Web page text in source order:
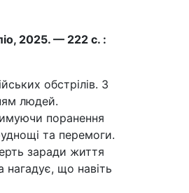
2025. — 222 с. :
обстрілів. З
людей.
поранення
та перемоги.
заради життя
що навіть